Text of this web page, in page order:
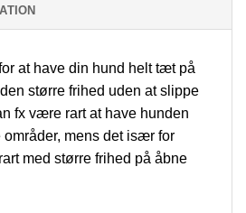
at have din hund helt tæt på
større frihed uden at slippe
fx være rart at have hunden
mens det især for
med større frihed på åbne